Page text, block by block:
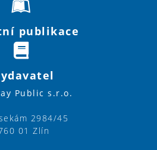
publikace
Public s.r.o.
2984/45
01 Zlín